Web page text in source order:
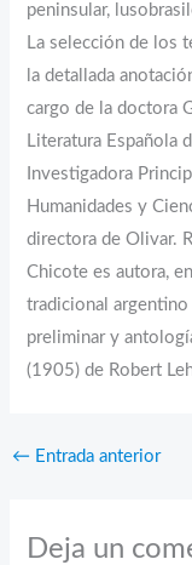
peninsular,
La selección de los
la detallada
cargo de la doctora
Literatura Española
Investigadora
Humanidades y
directora de Olivar.
Chicote es autora,
tradicional
preliminar y
(1905) de Robert
← Entrada anterior
Deja un